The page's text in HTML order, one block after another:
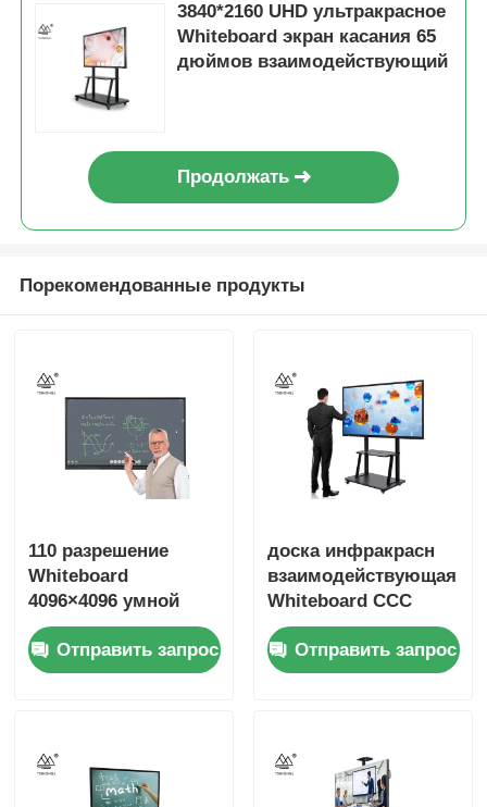
3840*2160 UHD ультракрасное
Whiteboard экран касания 65
дюймов взаимодействующий
Продолжать
Порекомендованные продукты
110 разрешение
Whiteboard
4096×4096 умной
доски дюйма
взаимодействующее
Отправить запрос
доска инфракрасн
взаимодействующая
Whiteboard CCC
100In умная для
преподавательства
Отправить запрос